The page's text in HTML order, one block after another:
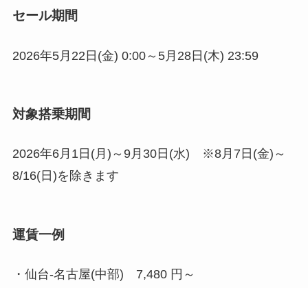
セール期間
2026年5月22日(金) 0:00～5月28日(木) 23:59
対象搭乗期間
2026年6月1日(月)～9月30日(水) ※8月7日(金)～
8/16(日)を除きます
運賃一例
・仙台-名古屋(中部) 7,480 円～